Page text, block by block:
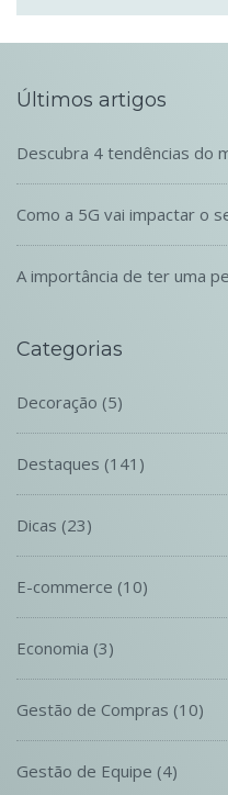
Últimos artigos
Descubra 4 tendências do
Como a 5G vai impactar o
A importância de ter uma
Categorias
Decoração (5)
Destaques (141)
Dicas (23)
E-commerce (10)
Economia (3)
Gestão de Compras (10)
Gestão de Equipe (4)